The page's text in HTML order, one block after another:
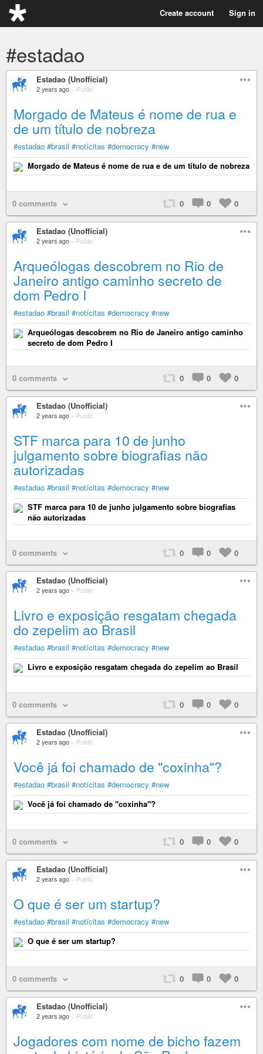
Create account Sign in
#estadao
Estadao (Unofficial)
2 years ago – Public
Morgado de Mateus é nome de rua e
de um título de nobreza
#estadao #brasil #notícitas #democracy #new
Morgado de Mateus é nome de rua e de um título de nobreza
0 comments 0 0 0
Estadao (Unofficial)
2 years ago – Public
Arqueólogas descobrem no Rio de
Janeiro antigo caminho secreto de
dom Pedro I
#estadao #brasil #notícitas #democracy #new
Arqueólogas descobrem no Rio de Janeiro antigo caminho
secreto de dom Pedro I
0 comments 0 0 0
Estadao (Unofficial)
2 years ago – Public
STF marca para 10 de junho
julgamento sobre biografias não
autorizadas
#estadao #brasil #notícitas #democracy #new
STF marca para 10 de junho julgamento sobre biografias
não autorizadas
0 comments 0 0 0
Estadao (Unofficial)
2 years ago – Public
Livro e exposição resgatam chegada
do zepelim ao Brasil
#estadao #brasil #notícitas #democracy #new
Livro e exposição resgatam chegada do zepelim ao Brasil
0 comments 0 0 0
Estadao (Unofficial)
2 years ago – Public
Você já foi chamado de "coxinha"?
#estadao #brasil #notícitas #democracy #new
Você já foi chamado de "coxinha"?
0 comments 0 0 0
Estadao (Unofficial)
2 years ago – Public
O que é ser um startup?
#estadao #brasil #notícitas #democracy #new
O que é ser um startup?
0 comments 0 0 0
Estadao (Unofficial)
2 years ago – Public
Jogadores com nome de bicho fazem